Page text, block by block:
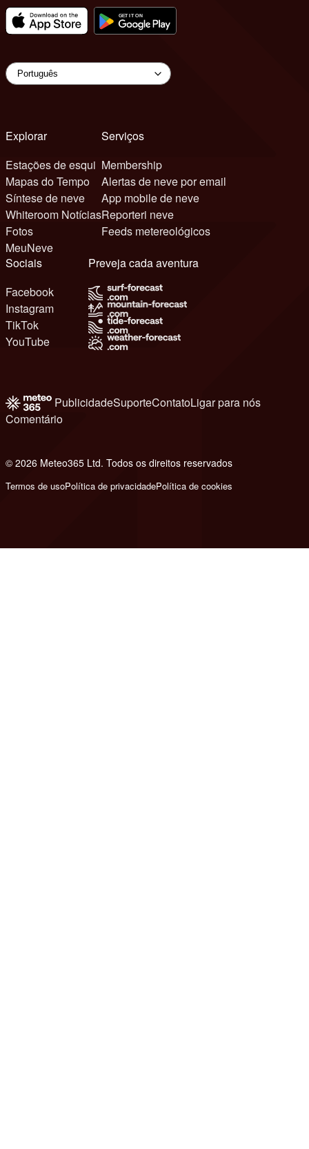
Explorar
Estações de esqui
Mapas do Tempo
Síntese de neve
Whiteroom Notícias
Fotos
MeuNeve
Serviços
Membership
Alertas de neve por email
App mobile de neve
Reporteri neve
Feeds metereológicos
Sociais
Facebook
Instagram
TikTok
YouTube
Preveja cada aventura
PublicidadeSuporteContatoLigar para nós
Comentário
© 2026 Meteo365 Ltd. Todos os direitos reservados
Termos de usoPolítica de privacidadePolítica de cookies